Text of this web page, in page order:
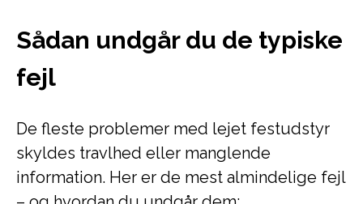
Sådan undgår du de typiske
fejl
De fleste problemer med lejet festudstyr
skyldes travlhed eller manglende
information. Her er de mest almindelige fejl